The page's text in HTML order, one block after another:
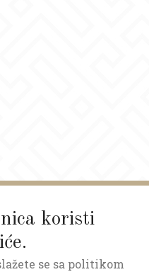
koristi
se sa politikom